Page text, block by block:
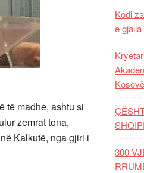
të madhe, ashtu si
zemrat tona,
Kalkutë, nga gjiri i
Kodi
e
300